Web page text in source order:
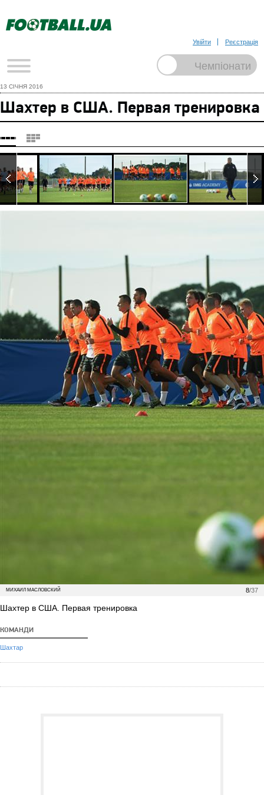
Увійти Реєстрація
13 СІЧНЯ 2016
Шахтер в США. Первая тренировка
8/37
МИХАИЛ МАСЛОВСКИЙ
Шахтер в США. Первая тренировка
КОМАНДИ
Шахтар